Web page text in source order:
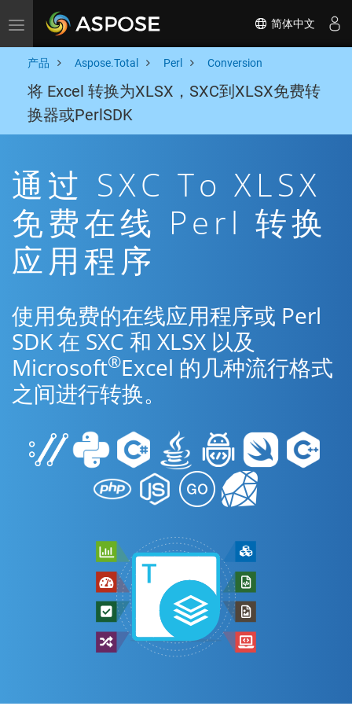
Toggle navigation 简体中文
产品 Aspose.Total Perl Conversion
将 Excel 转换为XLSX，SXC到XLSX免费转
换器或PerlSDK
通过 SXC To XLSX
免费在线 Perl 转换
应用程序
使用免费的在线应用程序或 Perl
SDK 在 SXC 和 XLSX 以及
Microsoft®Excel 的几种流行格式
之间进行转换。